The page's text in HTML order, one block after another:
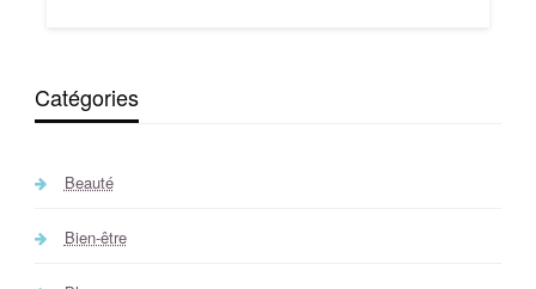
Catégories
Beauté
Bien-être